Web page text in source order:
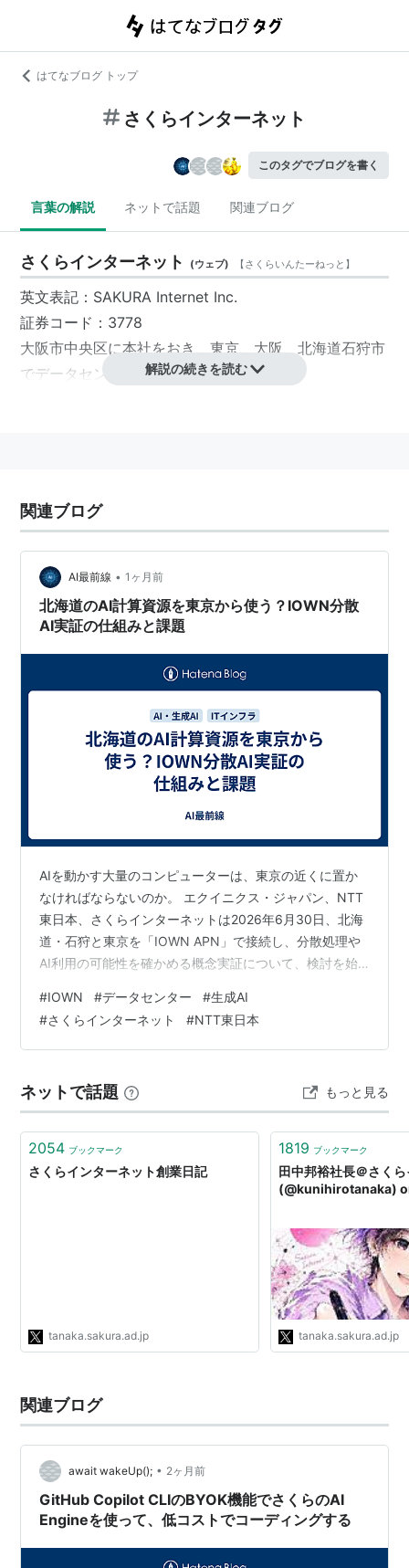
はてなブログ トップ
さくらインターネット
このタグでブログを書く
言葉の解説 ネットで話題 関連ブログ
さくらインターネット (ウェブ) 【さくらいんたーねっと 】
英文表記 ： SAKURA Internet Inc.
証券コード：3778
大阪市中央区に本社をおき、東京、大阪、北海道石狩市
でデータセンターを運営する会社。
もさくらインターネット
る。
解説の続きを読む
関連ブログ
AI最前線 • 1ヶ月前
北海道のAI計算資源を東京から使う？IOWN分散
AI実証の仕組みと課題
AIを動かす大量のコンピューターは、東京の近くに置か
なければならないのか。 エクイニクス・ジャパン、NTT
東日本、さくらインターネットは2026年6月30日、北海
道・石狩と東京を「IOWN APN」で接続し、分散処理や
AI利用の可能性を確かめる概念実証について、検討を始
積極的に利用し、拠点間を大容量かつ遅延の少ない状態
で結ぶネットワークだ。今回の構想では、東京にある利
用者やクラウドとの接続拠点と、石狩にあるデータセン
現時点で発表されたのは「実証の結果」ではない。2026
年後半の実施に向…
#IOWN #データセンター #生成AI
#さくらインターネット #NTT東日本
ネットで話題 もっと見る
2054 ブックマーク
さくらインターネット創業日記
tanaka.sakura.ad.jp
1819 ブックマーク
田中邦裕社長＠さく
(@kunihirotanaka)
tanaka.sakura.ad.jp
関連ブログ
await wakeUp(); • 2ヶ月前
GitHub Copilot CLIのBYOK機能でさくらのAI
Engineを使って、低コストでコーディングする